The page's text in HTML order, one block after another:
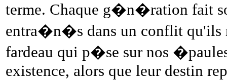
terme. Chaque g�n�ration fait
entra�n�s dans un conflit
fardeau qui p�se sur nos
existence, alors que leur destin